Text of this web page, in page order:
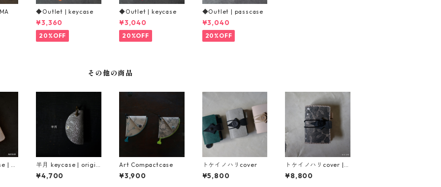
◆Outlet | keycase
¥3,360
20%OFF
◆Outlet | keycase
¥3,040
20%OFF
◆Outlet | passcase
¥3,040
20%OFF
その他の商品
| B
半月 keycase | origin
al
¥4,700
Art Compactcase
¥3,900
トケイノハリcover
¥5,800
トケイノハリcover | 2
pattern
¥8,800